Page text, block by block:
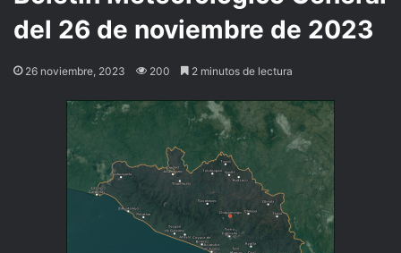
del 26 de noviembre de 2023
26 noviembre, 2023 200 2 minutos de lectura